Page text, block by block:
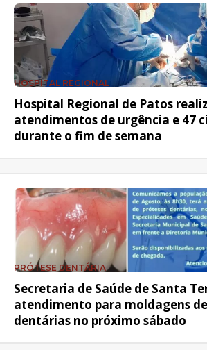
HOSPITAL REGIONAL
Hospital Regional de Patos
atendimentos de urgência e 47
durante o fim de semana
PRÓTESE DENTÁRIA
Secretaria de Saúde de Santa
atendimento para moldagens
dentárias no próximo sábado